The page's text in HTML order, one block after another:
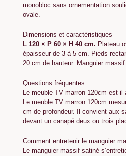
monobloc sans ornementation
ovale.
Dimensions et caractéristiques
L 120 × P 60 × H 40 cm. Plateau
épaisseur de 3 à 5 cm. Pieds
20 cm de hauteur. Manguier
Questions fréquentes
Le meuble TV marron 120cm est-
Le meuble TV marron 120cm
cm de profondeur. Il convient aux
devant un canapé deux ou trois
Comment entretenir le manguier
Le manguier massif satiné